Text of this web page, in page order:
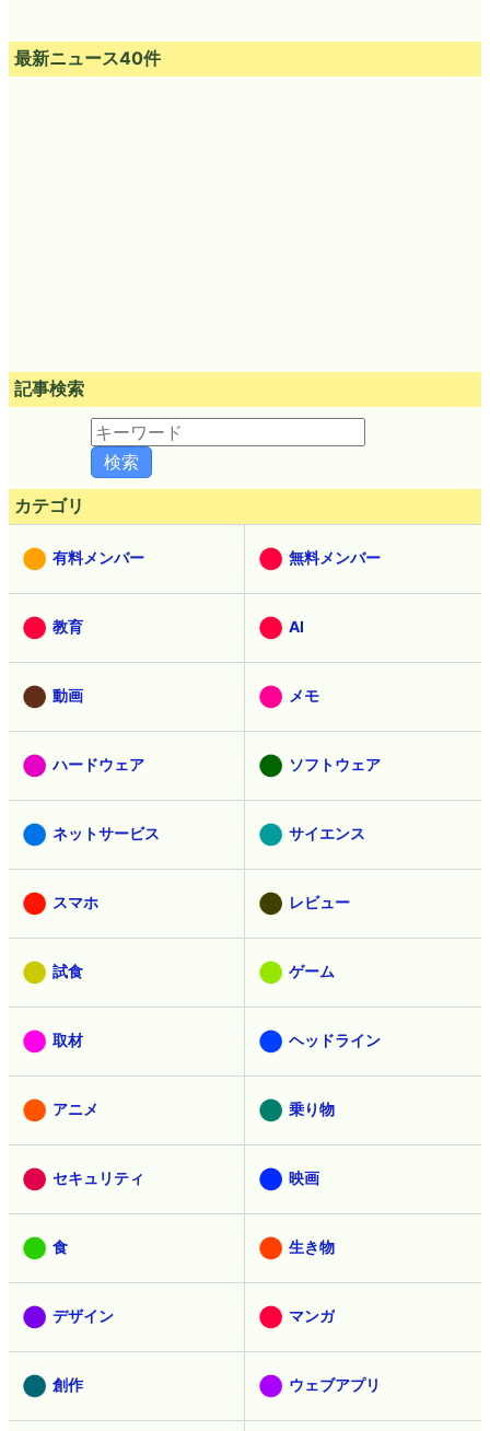
最新ニュース40件
記事検索
カテゴリ
有料メンバー 無料メンバー
教育 AI
動画 メモ
ハードウェア ソフトウェア
ネットサービス サイエンス
スマホ レビュー
試食 ゲーム
取材 ヘッドライン
アニメ 乗り物
セキュリティ 映画
食 生き物
デザイン マンガ
創作 ウェブアプリ